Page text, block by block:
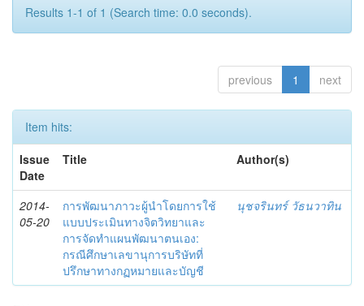
Results 1-1 of 1 (Search time: 0.0 seconds).
previous 1 next
Item hits:
Issue
Date
Title Author(s)
2014-
05-20
การพัฒนาภาวะผู้นำโดยการใช้
แบบประเมินทางจิตวิทยาและ
การจัดทำแผนพัฒนาตนเอง:
กรณีศึกษาเลขานุการบริษัทที่
ปรึกษาทางกฏหมายและบัญชี
นุชจรินทร์ วัธนวาทิน